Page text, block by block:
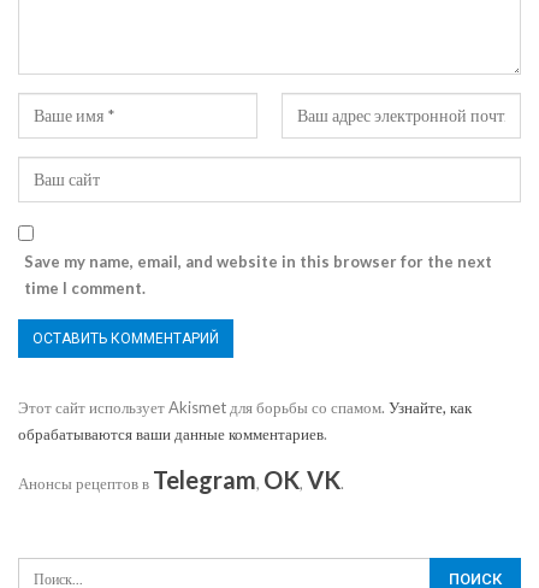
Save my name, email, and website in this browser for the next
time I comment.
Этот сайт использует Akismet для борьбы со спамом. Узнайте, как
обрабатываются ваши данные комментариев.
Анонсы рецептов в Telegram, OK, VK.